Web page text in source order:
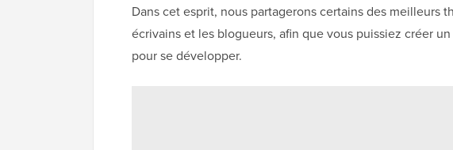
Dans cet esprit, nous partagerons certains des meilleurs
écrivains et les blogueurs, afin que vous puissiez créer
pour se développer.